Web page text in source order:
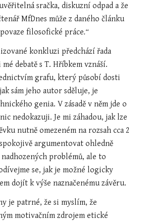
sračka, diskuzní odpad a že
MfDnes může z daného článku
filosofické práce.“
konkluzi předchází řada
debatě s T. Hříbkem vznáší.
grafu, který působí dosti
sám jeho autor sděluje, je
genia. V zásadě v něm jde o
nedokazuji. Je mi záhadou, jak lze
nutně omezeném na rozsah cca 2
argumentovat ohledně
problémů, ale to
se, jak je možné logicky
dojít k výše naznačenému závěru.
je patrné, že si myslím, že
motivačním zdrojem etické